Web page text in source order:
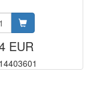
EUR